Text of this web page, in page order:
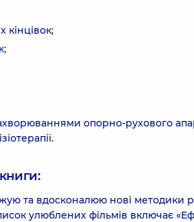
кінцівок;
опорно-рухового
та вдосконалюю нові методики
улюблених фільмів включає